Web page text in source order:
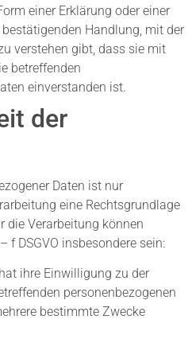
einer Erklärung oder einer
Handlung, mit der
verstehen gibt, dass sie mit
betreffenden
einverstanden ist.
der
Daten ist nur
eine Rechtsgrundlage
die Verarbeitung können
f DSGVO insbesondere sein:
ihre Einwilligung zu der
personenbezogenen
bestimmte Zwecke